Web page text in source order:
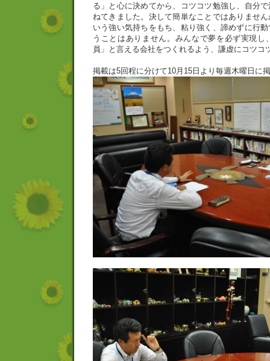
る」と心に決めてから、コツコツ勉強し、自分
ねてきました。決して簡単なことではありませ
いう強い気持ちをもち、粘り強く、諦めずに行
うことはありません。みんなで夢を必ず実現し
員」と言える会社をつくれるよう、謙虚にコツコ
掲載は5回程に分けて10月15日より毎週木曜日に